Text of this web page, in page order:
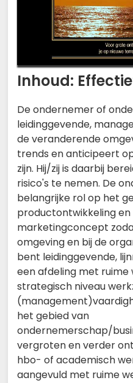
Inhoud:
De ondernemer of
leidinggevende,
de veranderende
trends en anticipeert
zijn. Hij/zij is daarbij
risico's te nemen. De
belangrijke rol op het
productontwikkeling
marketingconcept
omgeving en bij de
bent leidinggevende,
een afdeling met ruime
strategisch niveau
het gebied van
ondernemerschap/
vergroten en verder
hbo- of academisch
aangevuld met ruime